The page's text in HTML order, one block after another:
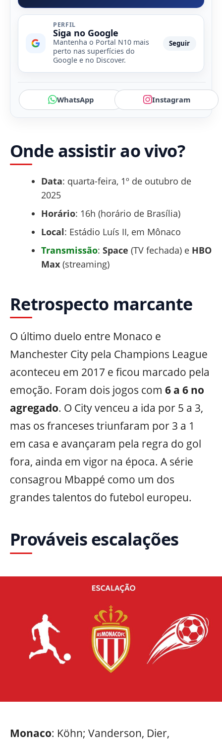
PERFIL
Siga no Google
Mantenha o Portal N10 mais
perto nas superfícies do
Google e no Discover.
Seguir
WhatsApp Instagram
Onde assistir ao vivo?
Data: quarta-feira, 1º de outubro de
2025
Horário: 16h (horário de Brasília)
Local: Estádio Luís II, em Mônaco
Transmissão: Space (TV fechada) e HBO
Max(streaming)
Retrospecto marcante
O último duelo entre Monaco e
Manchester City pela Champions League
aconteceu em 2017 e ficou marcado pela
emoção. Foram dois jogos com 6 a 6 no
agregado. O City venceu a ida por 5 a 3,
mas os franceses triunfaram por 3 a 1
em casa e avançaram pela regra do gol
fora, ainda em vigor na época. A série
consagrou Mbappé como um dos
grandes talentos do futebol europeu.
Prováveis escalações
Monaco: Köhn; Vanderson, Dier,